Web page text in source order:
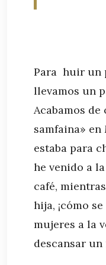
Para huir un
llevamos un
Acabamos
samfaina» en
estaba para
he venido a
café,
hija, ¡cómo
mujeres a la
descansar